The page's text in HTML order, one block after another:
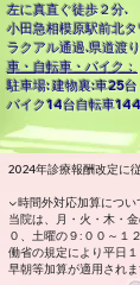
左に真直ぐ徒歩２分.
小田急相模原駅前北
ラクアル通過.県道渡
車・自転車・バイク：
駐車場: 建物裏:車25台
バイク14台自転車
2024年診療報酬改定に
▼時間外対応加算につい
当院は、月・火・木・
０、土曜の９:００～１
働省の規定により平日
早朝等加算が適用されま